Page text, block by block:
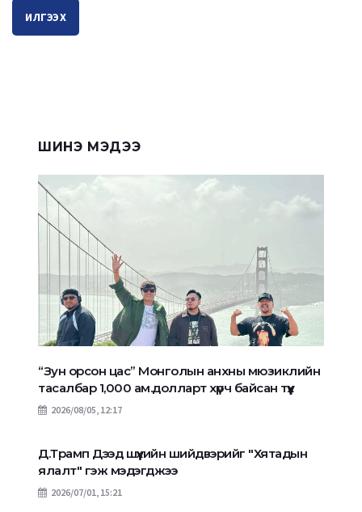
ИЛГЭЭХ
ШИНЭ МЭДЭЭ
“Зун орсон цас” Монголын анхны мюзиклийн
тасалбар 1,000 ам.долларт хүрч байсан түүх
2026/08/05, 12:17
Д.Трамп Дээд шүүхийн шийдвэрийг "Хятадын
ялалт" гэж мэдэгджээ
2026/07/01, 15:21